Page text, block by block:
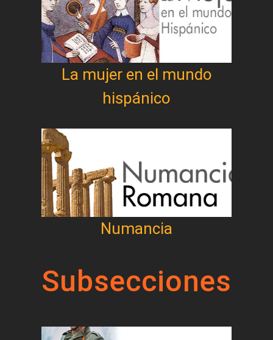
La mujer en el mundo
hispánico
Numancia
Subsecciones